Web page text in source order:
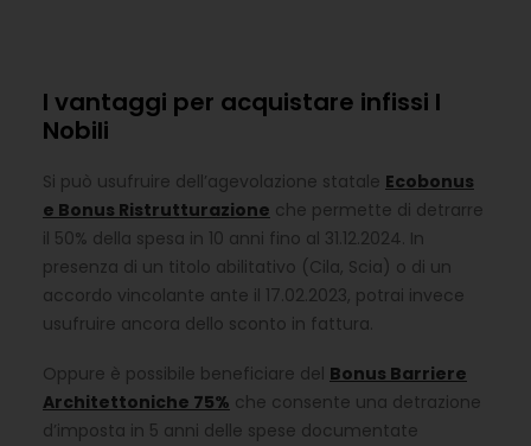
I vantaggi per acquistare infissi I
Nobili
Si può usufruire dell’agevolazione statale Ecobonus
e Bonus Ristrutturazione che permette di detrarre
il 50% della spesa in 10 anni fino al 31.12.2024. In
presenza di un titolo abilitativo (Cila, Scia) o di un
accordo vincolante ante il 17.02.2023, potrai invece
usufruire ancora dello sconto in fattura.
Oppure è possibile beneficiare del Bonus Barriere
Architettoniche 75% che consente una detrazione
d’imposta in 5 anni delle spese documentate